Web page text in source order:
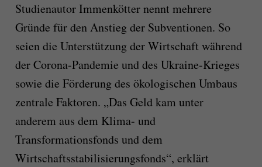
Studienautor Immenkötter nennt mehrere
Gründe für den Anstieg der Subventionen. So
seien die Unterstützung der Wirtschaft während
der Corona-Pandemie und des Ukraine-Krieges
sowie die Förderung des ökologischen Umbaus
zentrale Faktoren. „Das Geld kam unter
anderem aus dem Klima- und
Transformationsfonds und dem
Wirtschaftsstabilisierungsfonds“, erklärt